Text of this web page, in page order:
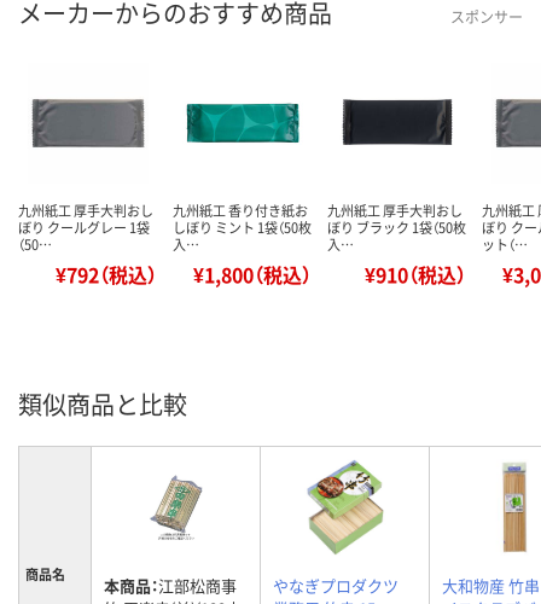
メーカーからのおすすめ商品 スポンサー
九州紙工 厚手大判おし
ぼり クールグレー 1袋
（50…
¥792（税込）
九州紙工 香り付き紙お
しぼり ミント 1袋（50枚
入…
¥1,800（税込）
九州紙工 厚手大判おし
ぼり ブラック 1袋（50枚
入…
¥910（税込）
九州紙工
ぼり ク
ット（…
類似商品と比較
商品名 本商品：江部松商事
やなぎプロダクツ
大和物産 竹